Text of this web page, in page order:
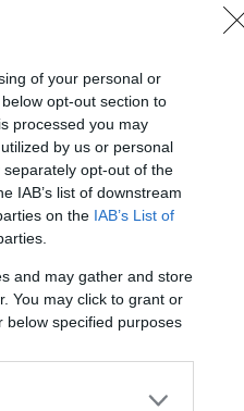
of your personal or
opt-out section to
processed you may
by us or personal
opt-out of the
IAB’s list of downstream
on the IAB’s List of
and may gather and store
You may click to grant or
below specified purposes